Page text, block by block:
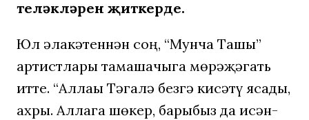
теләкләрен җиткерде.
Юл һәлакәтеннән соң, “Мунча Ташы”
артистлары тамашачыга мөрәҗәгать
итте. “Аллаһы Тәгалә безгә кисәтү ясады,
ахры. Аллага шөкер, барыбыз да исән-